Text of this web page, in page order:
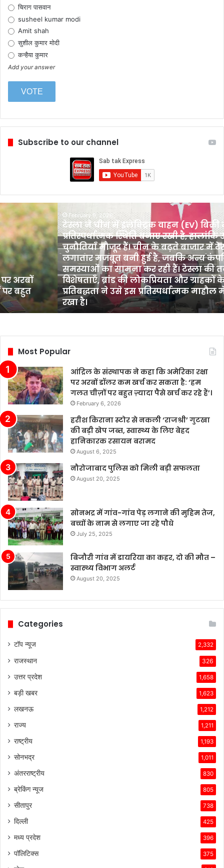
चिराग पासवान
susheel kumar modi
Amit shah
सुशील कुमार मोदी
कन्हैया कुमार
Add your answer
Subscribe to our channel
अरबों
बहुत
टेस्ला
चीन
में
इलेक्ट्रिक
वाहन
(EV)
बिक्री
में
प्रतिस्पर्धात्मक
स्थिति
रखी
हालांकि
उद्योग
में
कई
चुनौतियाँ
हैं।
चीन
के
बढ़ते
में
टेस्ला
की
बिक्री
लगातार
मजबूत
बनी
हुई
है,
जबकि
अन्य
कंपनियां
समस्याओं
का
सामना
February 6, 2026
टेस्ला ने चीन में इलेक्ट्रिक वाहन (EV) बिक्री में
प्रतिस्पर्धात्मक स्थिति बनाए रखी है, हालांकि
चुनौतियाँ मौजूद हैं। चीन के बढ़ते बाजार में
लगातार मजबूत बनी हुई है, जबकि अन्य
समस्याओं का सामना कर रही हैं। टेस्ला की
विशेषताएँ, ब्रांड की लोकप्रियता और ग्राहकों के
प्रतिबद्धता ने उसे इस प्रतिस्पर्धात्मक माहौल
रखा है।
Most Popular
आंद्रिल के संस्थापक ने कहा कि अमेरिका रक्षा
पर अरबों डॉलर कम खर्च कर सकता है: ‘हम
गलत चीज़ों पर बहुत ज़्यादा पैसे खर्च कर रहे हैं’।
February 6, 2026
हरीश किराना स्टोर से नकली ‘राजश्री’ गुटखा
की बड़ी खेप जब्त, स्वास्थ्य के लिए बेहद
हानिकारक रसायन बरामद
August 6, 2025
नौरोजाबाद पुलिस को मिली बड़ी सफलता
August 20, 2025
सोनभद्र में गांव-गांव पेड़ लगाने की मुहिम तेज,
बच्चों के नाम से लगाए जा रहे पौधे
July 25, 2025
बिजौरी गांव में डायरिया का कहर, दो की मौत –
स्वास्थ्य विभाग अलर्ट
August 20, 2025
Categories
टॉप न्यूज 2,332
राजस्थान 326
उत्तर प्रदेश 1,658
बड़ी खबर 1,623
लखनऊ 1,212
राज्य 1,211
राष्ट्रीय 1,193
सोनभद्र 1,011
अंतरराष्ट्रीय 830
ब्रेकिंग न्यूज 805
सीतापुर 738
दिल्ली 425
मध्य प्रदेश 396
पॉलिटिक्स 375